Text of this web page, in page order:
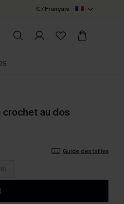
€ / Français
au dos
Guide des tailles